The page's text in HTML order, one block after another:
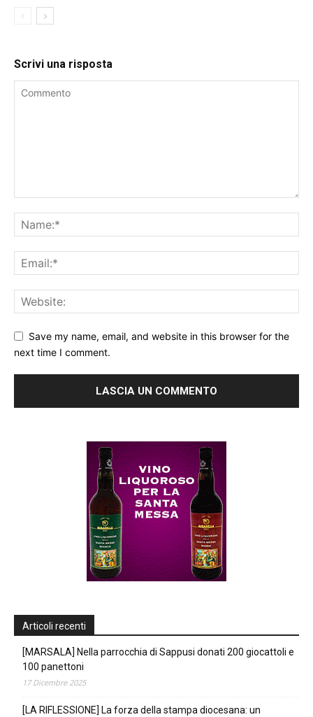
Scrivi una risposta
Save my name, email, and website in this browser for the
next time I comment.
Articoli recenti
[MARSALA] Nella parrocchia di Sappusi donati 200 giocattoli e
100 panettoni
17 Dicembre 2025
[LA RIFLESSIONE] La forza della stampa diocesana: un